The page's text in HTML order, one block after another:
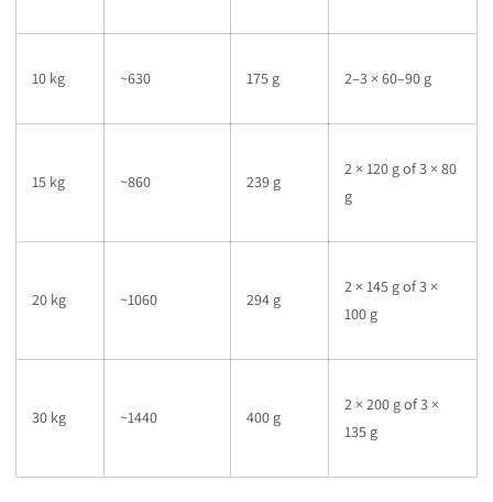
10 kg ~630 175 g 2–3 × 60–90 g
15 kg ~860 239 g
2 × 120 g of 3 × 80
g
20 kg ~1060 294 g
2 × 145 g of 3 ×
100 g
30 kg ~1440 400 g
2 × 200 g of 3 ×
135 g